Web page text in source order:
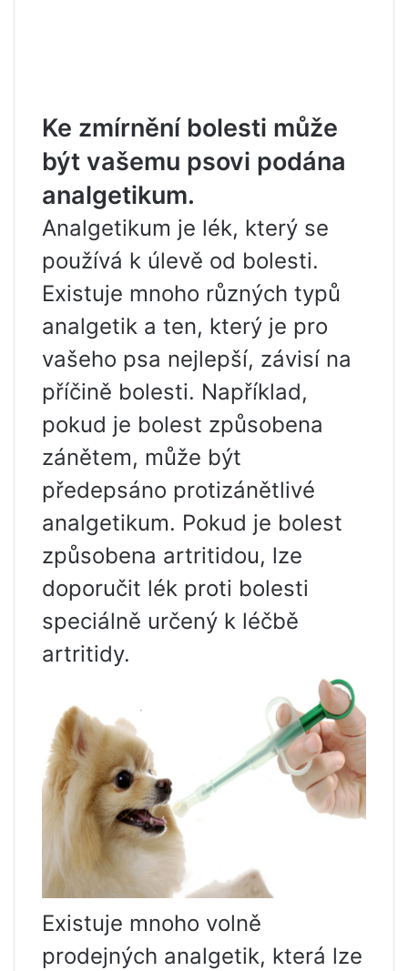
Ke zmírnění bolesti může
být vašemu psovi podána
analgetikum.
Analgetikum je lék, který se
používá k úlevě od bolesti.
Existuje mnoho různých typů
analgetik a ten, který je pro
vašeho psa nejlepší, závisí na
příčině bolesti. Například,
pokud je bolest způsobena
zánětem, může být
předepsáno protizánětlivé
analgetikum. Pokud je bolest
způsobena artritidou, lze
doporučit lék proti bolesti
speciálně určený k léčbě
artritidy.
Existuje mnoho volně
prodejných analgetik, která lze